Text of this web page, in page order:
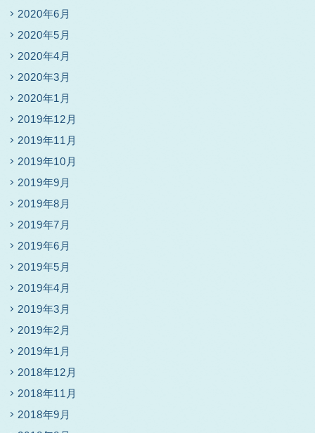
2020年6月
2020年5月
2020年4月
2020年3月
2020年1月
2019年12月
2019年11月
2019年10月
2019年9月
2019年8月
2019年7月
2019年6月
2019年5月
2019年4月
2019年3月
2019年2月
2019年1月
2018年12月
2018年11月
2018年9月